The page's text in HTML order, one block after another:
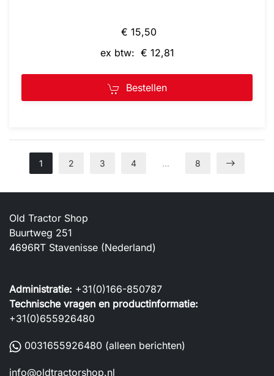
€ 15,50
ex btw: € 12,81
Bestellen
1 2 3 4 … 8
Old Tractor Shop
Buurtweg 251
4696RT Stavenisse (Nederland)
Administratie: +31(0)166-850787
Technische vragen en productinformatie:
+31(0)655926480
0031655926480 (alleen berichten)
info@oldtractorshop.nl